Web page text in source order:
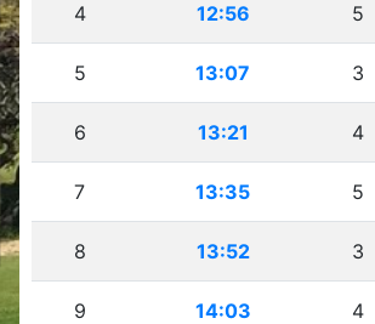
4 12:56 5
5 13:07 3
6 13:21 4
7 13:35 5
8 13:52 3
9 14:03 4